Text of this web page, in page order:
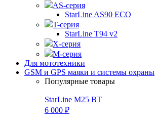
AS-серия
StarLine AS90 ECO
T-серия
StarLine T94 v2
X-серия
M-серия
Для мототехники
GSM и GPS маяки и системы охраны
Популярные товары
StarLine M25 BT
6 000 ₽